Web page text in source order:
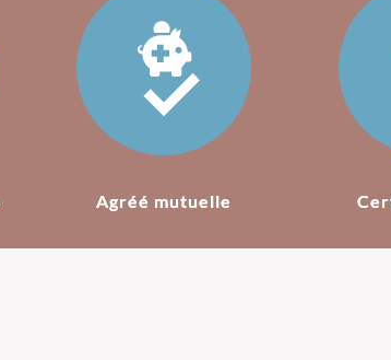
Agréé mutuelle